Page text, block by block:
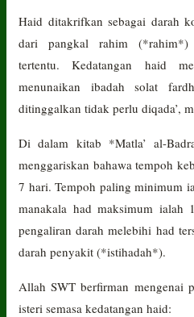
Haid ditakrifkan sebagai darah
dari pangkal rahim (*rahim*)
tertentu. Kedatangan haid
menunaikan ibadah solat
ditinggalkan tidak perlu diqada’,
Di dalam kitab *Matla’ al-
menggariskan bahawa tempoh
7 hari. Tempoh paling minimum
manakala had maksimum ialah
pengaliran darah melebihi had
darah penyakit (*istihadah*).
Allah SWT berfirman mengenai
isteri semasa kedatangan haid: